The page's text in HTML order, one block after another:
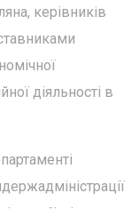
керівників
діяльності в